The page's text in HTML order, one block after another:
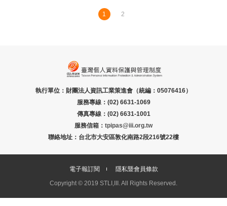
的資訊管理與法律研究經驗，引導學員掌握個資事故證據保
1 2
執行單位：財團法人資訊工業策進會（統編：05076416）
服務專線：(02) 6631-1069
傳真專線：(02) 6631-1001
服務信箱： tpipas@iii.org.tw
聯絡地址：台北市大安區敦化南路2段216號22樓
電子報訂閱
隱私暨會員條款
Copyright © 2019 STLI,III. All Rights Reserved.